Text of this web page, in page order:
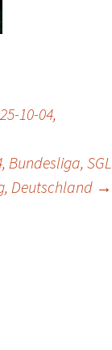
10-04,
Bundesliga, SGL
Deutschland →